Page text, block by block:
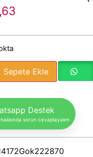
Sepete Ekle
Destek
sorun cevaplayalım